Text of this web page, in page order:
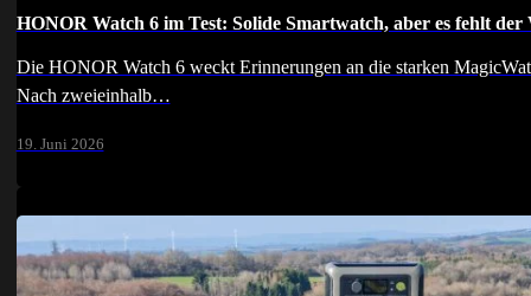
HONOR Watch 6 im Test: Solide Smartwatch, aber es fehlt der
Die HONOR Watch 6 weckt Erinnerungen an die starken
Nach zweieinhalb…
19. Juni 2026